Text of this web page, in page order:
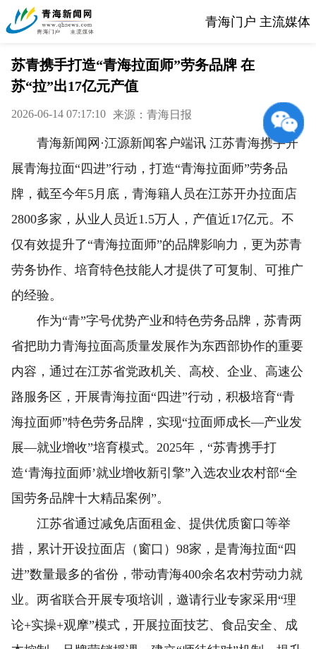
青海门户 主流媒体
苏青携手打造“青海拉面师”劳务品牌 在
苏“拉”出17亿元产值
2026-06-14 07:17:10 来源：青海日报
青海新闻网·江源新闻客户端讯 江苏青海携手开
展青海拉面“四进”行动，打造“青海拉面师”劳务品
牌，截至今年5月底，青海籍人员在江苏开办拉面店
2800多家，从业人员近1.5万人，产值近17亿元。不
仅有效提升了“青海拉面师”的品牌影响力，更为苏青
劳务协作、培育特色技能人才提供了可复制、可推广
的经验。
作为“青”字号优势产业和特色劳务品牌，苏青两
省把助力青海拉面高质量发展作为东西部协作的重要
内容，通过在江苏省党政机关、高校、企业、高速公
路服务区，开展青海拉面“四进”行动，积极培育“青
海拉面师”特色劳务品牌，实现“拉面师成长—产业发
展—就业增收”培育模式。2025年，“苏青携手打
造‘青海拉面师’就业增收新引擎”入选农业农村部“全
国劳务品牌十大精品案例”。
江苏省通过减免店面租金、提供优质窗口等举
措，累计开设拉面店（窗口）98家，是青海拉面“四
进”数量最多的省份，带动青海400余名农村劳动力就
业。两省联合开展专项培训，邀请行业专家采用“理
论+实操+观摩”模式，开展拉面技艺、食品安全、成